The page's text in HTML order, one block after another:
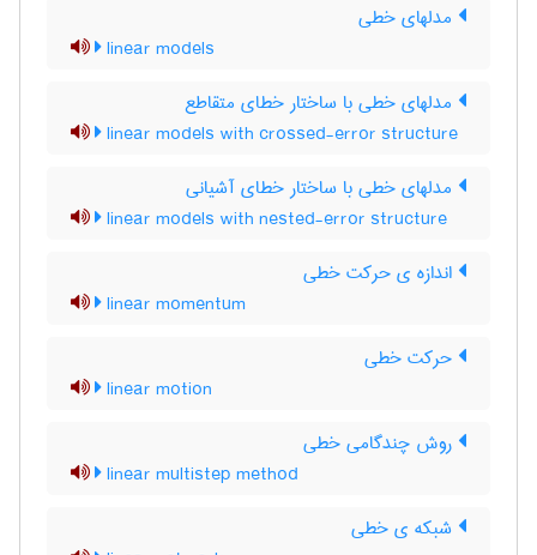
مدلهای خطی
linear models
مدلهای خطی با ساختار خطای متقاطع
linear models with crossed-error structure
مدلهای خطی با ساختار خطای آشیانی
linear models with nested-error structure
اندازه ی حرکت خطی
linear momentum
حرکت خطی
linear motion
روش چندگامی خطی
linear multistep method
شبکه ی خطی